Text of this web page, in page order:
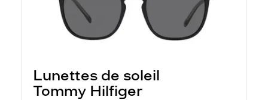
Lunettes de soleil
Tommy Hilfiger